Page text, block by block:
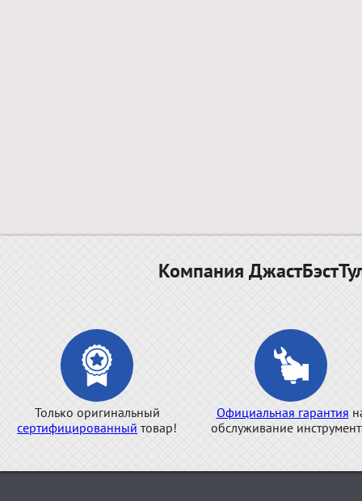
Компания
Только оригинальный
сертифицированный товар!
Официальная гарантия
обслуживание